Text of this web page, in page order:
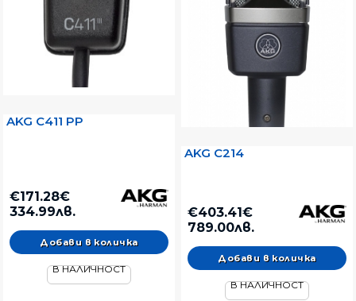
AKG C411 PP
€171.28€
334.99лв.
В НАЛИЧНОСТ
AKG C214
€403.41€
789.00лв.
В НАЛИЧНОСТ